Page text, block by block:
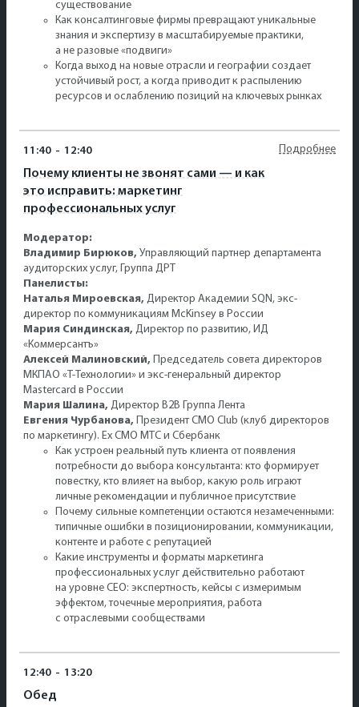
существование
Как консалтинговые фирмы превращают уникальные
знания и экспертизу в масштабируемые практики,
а не разовые «подвиги»
Когда выход на новые отрасли и географии создает
устойчивый рост, а когда приводит к распылению
ресурсов и ослаблению позиций на ключевых рынках
11:40 - 12:40
Почему клиенты не звонят сами — и как
это исправить: маркетинг
профессиональных услуг
Подробнее
Модератор:
Владимир Бирюков, Управляющий партнер департамента
аудиторских услуг, Группа ДРТ
Панелисты:
Наталья Мироевская, Директор Академии SQN, экс-
директор по коммуникациям McKinsey в России
Мария Синдинская, Директор по развитию, ИД
«Коммерсантъ»
Алексей Малиновский, Председатель совета директоров
МКПАО «Т-Технологии» и экс-генеральный директор
Mastercard в России
Мария Шалина, Директор B2B Группа Лента
Евгения Чурбанова, Президент CMO Club (клуб директоров
по маркетингу). Ex CMO МТС и Сбербанк
Как устроен реальный путь клиента от появления
потребности до выбора консультанта: кто формирует
повестку, кто влияет на выбор, какую роль играют
личные рекомендации и публичное присутствие
Почему сильные компетенции остаются незамеченными:
типичные ошибки в позиционировании, коммуникации,
контенте и работе с репутацией
Какие инструменты и форматы маркетинга
профессиональных услуг действительно работают
на уровне СЕО: экспертность, кейсы с измеримым
эффектом, точечные мероприятия, работа
с отраслевыми сообществами
12:40 - 13:20
Обед